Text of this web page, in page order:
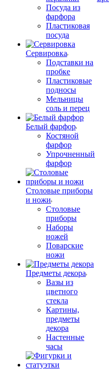
Посуда из
фарфора
Пластиковая
посуда
Сервировка
Подставки на
пробке
Пластиковые
подносы
Мельницы
соль и перец
Белый фарфор
Костяной
фарфор
Упрочненный
фарфор
Столовые приборы
и ножи
Столовые
приборы
Наборы
ножей
Поварские
ножи
Предметы декора
Вазы из
цветного
стекла
Картины,
предметы
декора
Настенные
часы